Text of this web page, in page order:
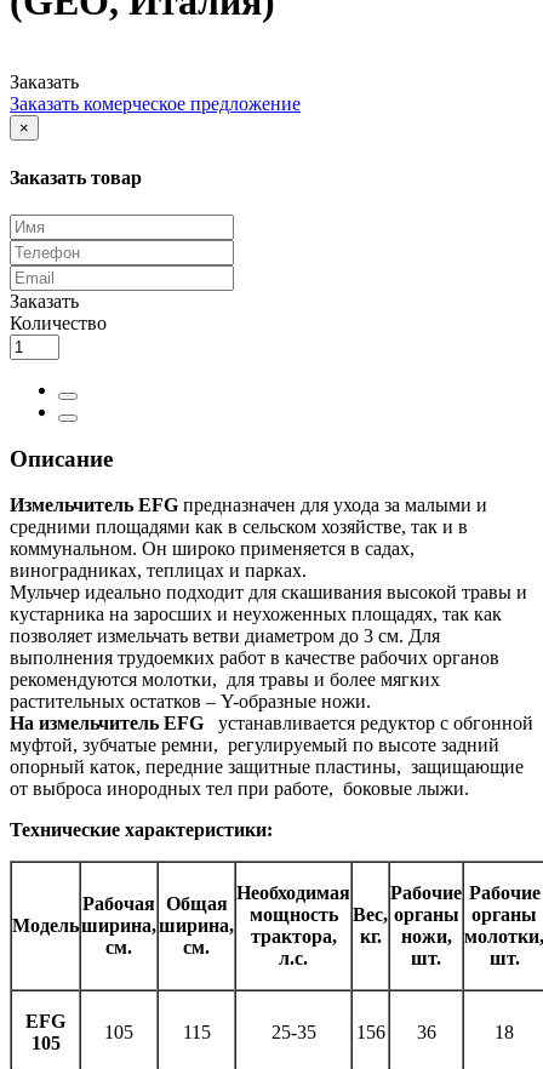
Заказать
Заказать комерческое предложение
×
Заказать товар
Заказать
Количество
Описание
Измельчитель EFG предназначен для ухода за малыми и
средними площадями как в сельском хозяйстве, так и в
коммунальном. Он широко применяется в садах,
виноградниках, теплицах и парках.
Мульчер идеально подходит для скашивания высокой травы и
кустарника на заросших и неухоженных площадях, так как
позволяет измельчать ветви диаметром до 3 см. Для
выполнения трудоемких работ в качестве рабочих органов
рекомендуются молотки, для травы и более мягких
растительных остатков – Y-образные ножи.
На измельчитель EFG устанавливается редуктор с обгонной
муфтой, зубчатые ремни, регулируемый по высоте задний
опорный каток, передние защитные пластины, защищающие
от выброса инородных тел при работе, боковые лыжи.
Технические характеристики:
Модель
Рабочая
ширина,
см.
Oбщая
ширина,
см.
Необходимая
мощность
трактора,
л.с.
Вес,
кг.
Рабочие
органы
ножи,
шт.
Рабочие
органы
молотки,
шт.
EFG
105
105 115 25-35 156 36 18